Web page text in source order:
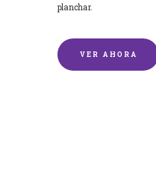
planchar.
VER AHORA